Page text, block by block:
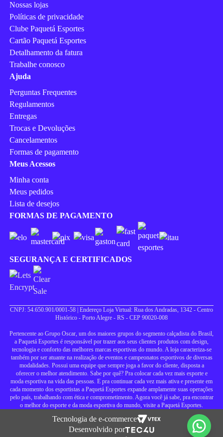
Nossas lojas
Políticas de privacidade
Clube Paquetá Esportes
Cartão Paquetá Esportes
Detalhamento da fatura
Trabalhe conosco
Ajuda
Perguntas Frequentes
Regulamentos
Entregas
Trocas e Devoluções
Cancelamentos
Formas de pagamento
Meus Acessos
Minha conta
Meus pedidos
Lista de desejos
FORMAS DE PAGAMENTO
SEGURANÇA E CERTIFICADOS
CNPJ: 54.650.901/0001-58 | Endereço Loja Virtual: Rua dos Andradas, 1342 - Centro
Histórico - Porto Alegre - RS - CEP 90020-008
Pertencente ao Grupo Oscar, um dos maiores grupos do segmento calçadista do Brasil,
a Paquetá Esportes é responsável por trazer aos seus clientes produtos com design,
tecnologia e conforto das melhores marcas esportivas do mundo. A loja caracteriza-se
também por ser atuante na realização de eventos e campeonatos esportivos de diversas
modalidades. Possui uma equipe que sempre joga a favor do cliente, disposta a
oferecer o melhor atendimento. Sabe por quê? Pra colocar cada vez mais esporte e
moda esportiva na vida das pessoas. E pra continuar cada vez mais ativa e presente em
cada momento dos esportistas a Paquetá Esportes expande amplamente suas operações
pelo país, trabalhando com ética e comprometimento. Agora você já sabe, pra encontrar
o melhor do esporte e da moda esportiva do mundo, visite a Paquetá Esportes.
Tecnologia de e-commerce
Desenvolvido por